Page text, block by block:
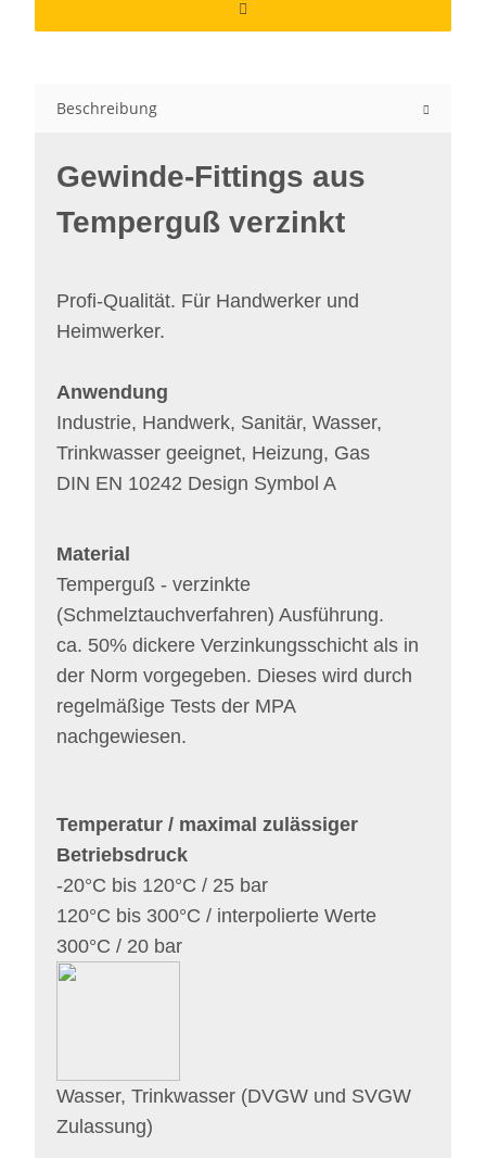
Beschreibung
Gewinde-Fittings aus
Temperguß verzinkt
Profi-Qualität. Für Handwerker und
Heimwerker.
Anwendung
Industrie, Handwerk, Sanitär, Wasser,
Trinkwasser geeignet, Heizung, Gas
DIN EN 10242 Design Symbol A
Material
Temperguß - verzinkte
(Schmelztauchverfahren) Ausführung.
ca. 50% dickere Verzinkungsschicht als in
der Norm vorgegeben. Dieses wird durch
regelmäßige Tests der MPA
nachgewiesen.
Temperatur / maximal zulässiger
Betriebsdruck
-20°C bis 120°C / 25 bar
120°C bis 300°C / interpolierte Werte
300°C / 20 bar
Wasser, Trinkwasser (DVGW und SVGW
Zulassung)